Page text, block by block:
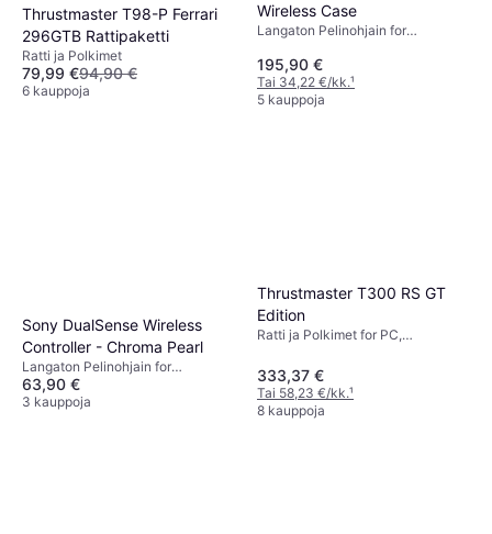
Thrustmaster T98-P Ferrari
296GTB Rattipaketti
Ratti ja Polkimet
79,99 €94,90 €
6 kauppoja
Wireless Case
Langaton Pelinohjain for
195,90 €
Tai 34,22 €/kk.¹
5 kauppoja
Sony DualSense Wireless
Controller - Chroma Pearl
Langaton Pelinohjain for
PlayStation 5, PlayStation 4,
Windows, iOS, Android, PC, Mac
63,90 €
3 kauppoja
Thrustmaster T300 RS GT
Edition
Ratti ja Polkimet for PC,
333,37 €
Tai 58,23 €/kk.¹
8 kauppoja